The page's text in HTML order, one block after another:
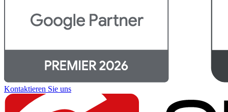
Kontaktieren Sie uns